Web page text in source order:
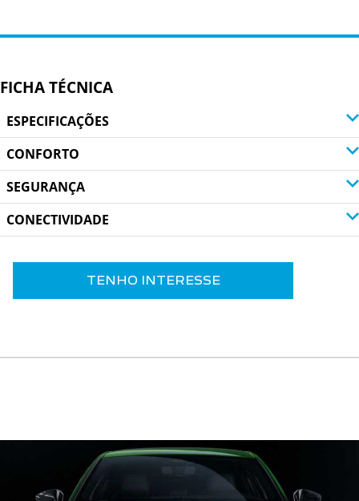
FICHA TÉCNICA
ESPECIFICAÇÕES
CONFORTO
SEGURANÇA
CONECTIVIDADE
TENHO INTERESSE